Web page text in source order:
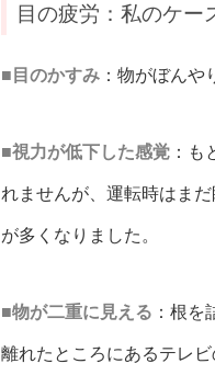
目の疲労：私のケー
■目のかすみ ： 物がぼんや
■視力が低下した感覚 ：
れませんが、運転時はま
が多くなりました。
■物が二重に見える ：根
離れたところにあるテレ